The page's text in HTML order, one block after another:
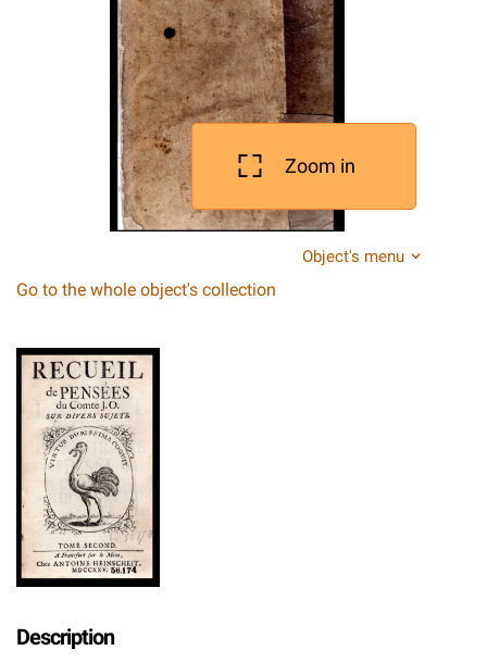
Zoom in
Object's menu
Go to the whole object's collection
Description